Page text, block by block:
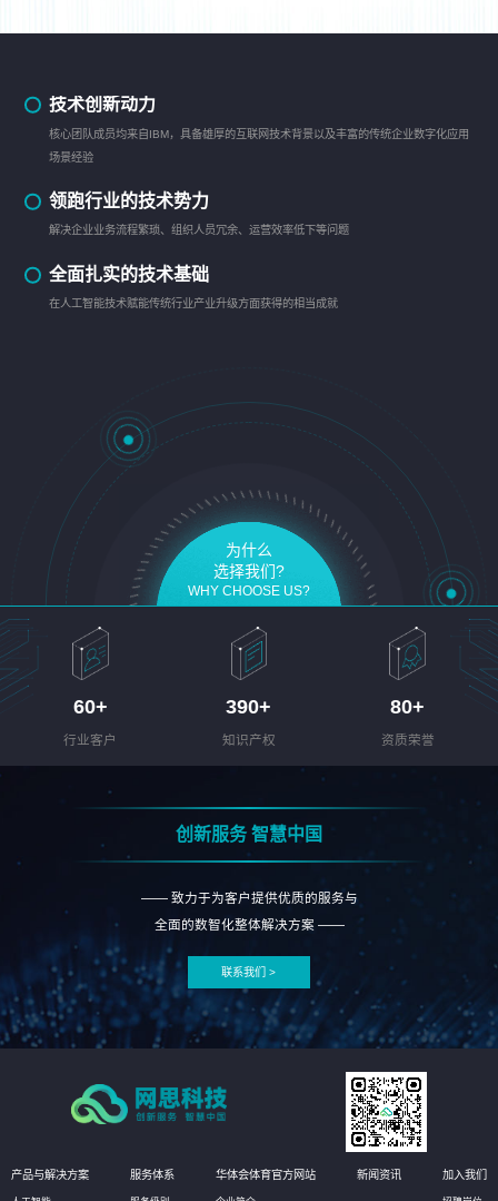
技术创新动力
核心团队成员均来自IBM，具备雄厚的互联网技术背景以及丰富的传统企业数字化应用
场景经验
领跑行业的技术势力
解决企业业务流程繁琐、组织人员冗余、运营效率低下等问题
全面扎实的技术基础
在人工智能技术赋能传统行业产业升级方面获得的相当成就
为什么
选择我们?
WHY CHOOSE US?
60+
行业客户
390+
知识产权
80+
资质荣誉
创新服务 智慧中国
—— 致力于为客户提供优质的服务与
全面的数智化整体解决方案 ——
联系我们 >
产品与解决方案 服务体系 华体会体育官方网站 新闻资讯 加入我们